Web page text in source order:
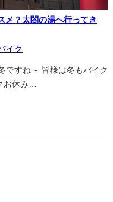
メ？太閤の湯へ行ってき
イク
ですね～ 皆様は冬もバイク
お休み…